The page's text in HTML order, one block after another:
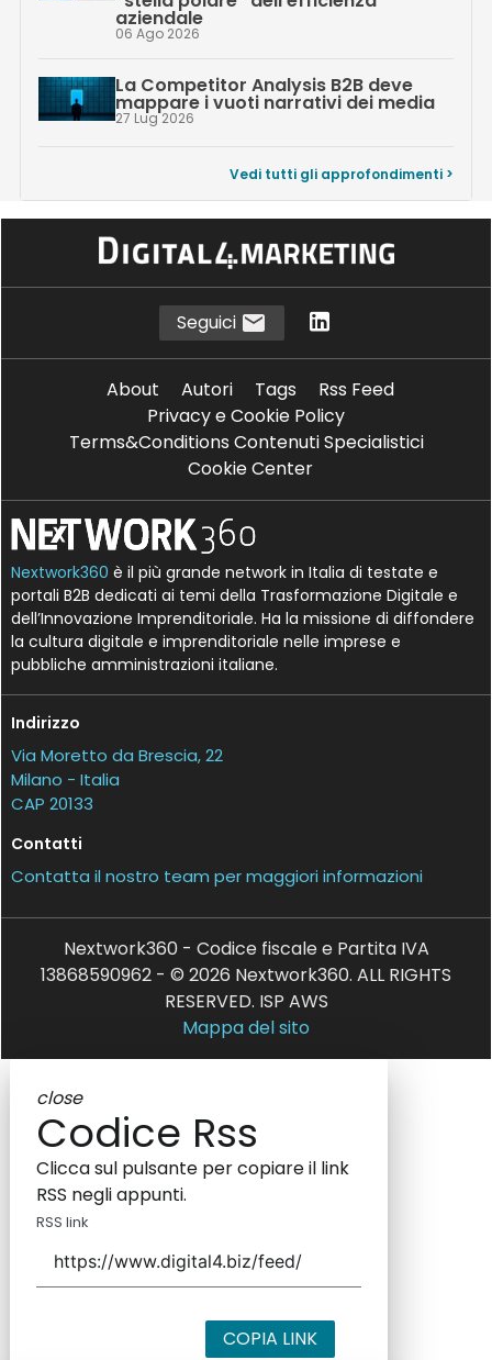
aziendale
06 Ago 2026
La Competitor Analysis B2B deve
mappare i vuoti narrativi dei media
27 Lug 2026
Vedi tutti gli approfondimenti >
Seguici
About Autori Tags
Rss Feed
Privacy e Cookie Policy
Terms&Conditions Contenuti Specialistici
Cookie Center
Nextwork360 è il più grande network in Italia di testate e
portali B2B dedicati ai temi della Trasformazione Digitale e
dell’Innovazione Imprenditoriale. Ha la missione di diffondere
la cultura digitale e imprenditoriale nelle imprese e
pubbliche amministrazioni italiane.
Indirizzo
Via Moretto da Brescia, 22
Milano - Italia
CAP 20133
Contatti
Contatta il nostro team per maggiori informazioni
Nextwork360 - Codice fiscale e Partita IVA
13868590962 - © 2026 Nextwork360. ALL RIGHTS
RESERVED. ISP AWS
Mappa del sito
close
Codice Rss
Clicca sul pulsante per copiare il link
RSS negli appunti.
RSS link
COPIA LINK